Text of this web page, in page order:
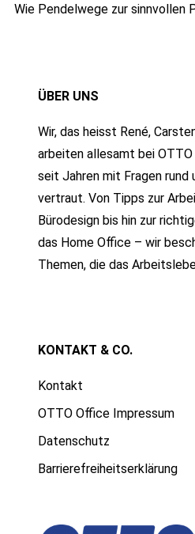
Wie Pendelwege zur sinnvollen
ÜBER UNS
Wir, das heisst René,
arbeiten allesamt bei
seit Jahren mit Fragen rund
vertraut. Von Tipps zur
Bürodesign bis hin zur
das Home Office – wir
Themen, die das
KONTAKT & CO.
Kontakt
OTTO Office Impressum
Datenschutz
Barrierefreiheitserklärung